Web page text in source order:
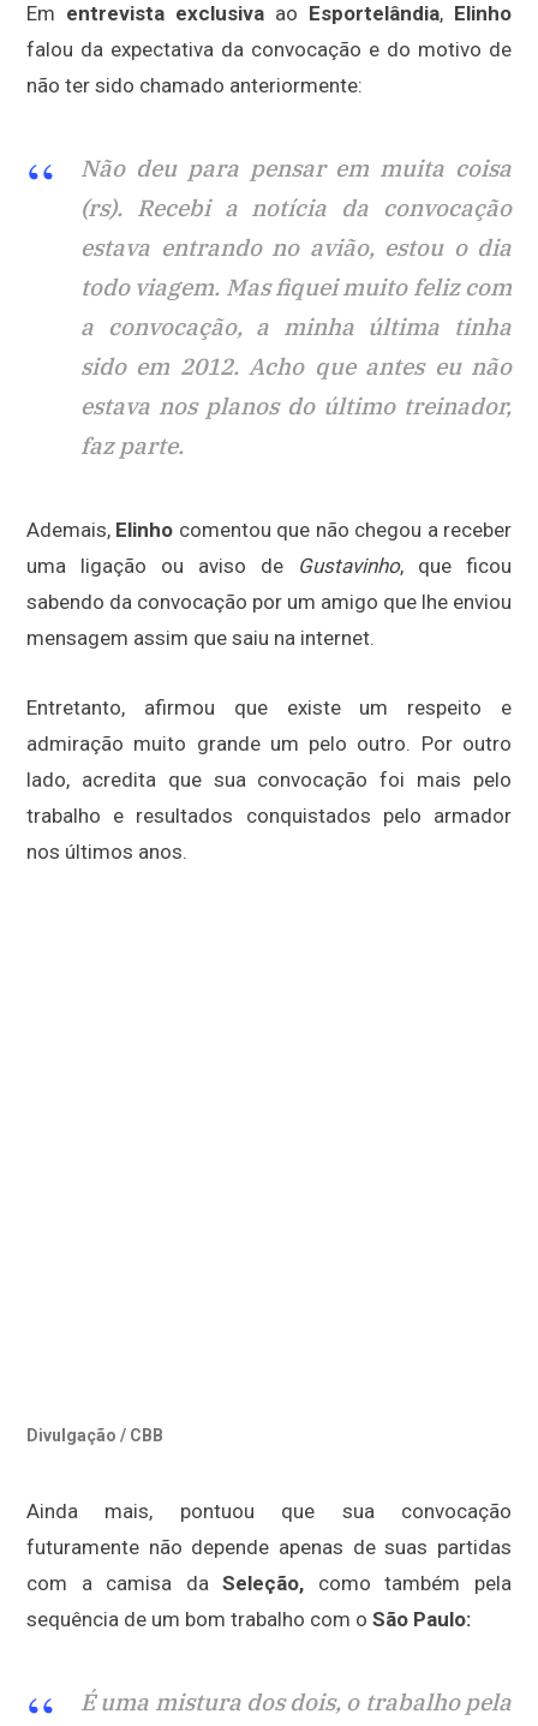
Em entrevista exclusiva ao Esportelândia, Elinho
falou da expectativa da convocação e do motivo de
não ter sido chamado anteriormente:
Não deu para pensar em muita coisa
(rs). Recebi a notícia da convocação
estava entrando no avião, estou o dia
todo viagem. Mas fiquei muito feliz com
a convocação, a minha última tinha
sido em 2012. Acho que antes eu não
estava nos planos do último treinador,
faz parte.
Ademais, Elinho comentou que não chegou a receber
uma ligação ou aviso de Gustavinho, que ficou
sabendo da convocação por um amigo que lhe enviou
mensagem assim que saiu na internet.
Entretanto, afirmou que existe um respeito e
admiração muito grande um pelo outro. Por outro
lado, acredita que sua convocação foi mais pelo
trabalho e resultados conquistados pelo armador
nos últimos anos.
Divulgação / CBB
Ainda mais, pontuou que sua convocação
futuramente não depende apenas de suas partidas
com a camisa daSeleção, como também pela
sequência de um bom trabalho com o São Paulo:
É uma mistura dos dois, o trabalho pela